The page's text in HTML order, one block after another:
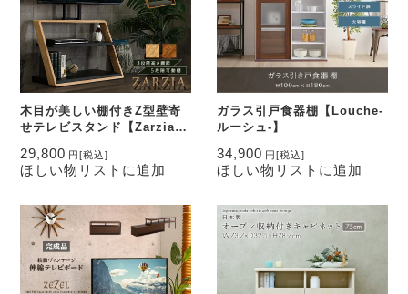
木目が美しい棚付きZ型壁寄
せテレビスタンド【Zarzia-
29,800 円[税込]
ほしい物リストに追加
ガラス引戸食器棚【Louche-
ルーシュ-】
34,900 円[税込]
ほしい物リストに追加